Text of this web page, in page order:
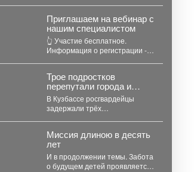
носит голубые береты, и
отдать...
Приглашаем на вебинар с
нашим специалистом
👆 Участие бесплатное.
Информация о регистрации -
вебинара -...
Трое подростков
перепутали города и
сбежали в Юргу, а не
Новосибирск
В Кузбассе росгвардейцы
задержали трёх
Новокузнецке. Как пишет
Горсайт,...
Миссия длиною в десять
лет
И в продолжении темы. Забота
о будущем детей проявляется